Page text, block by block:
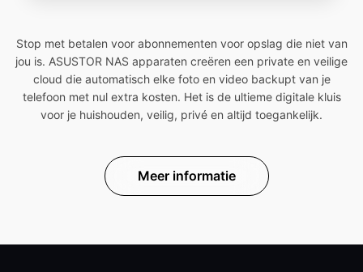
Stop met betalen voor abonnementen voor opslag die niet van
jou is. ASUSTOR NAS apparaten creëren een private en veilige
cloud die automatisch elke foto en video backupt van je
telefoon met nul extra kosten. Het is de ultieme digitale kluis
voor je huishouden, veilig, privé en altijd toegankelijk.
Meer informatie